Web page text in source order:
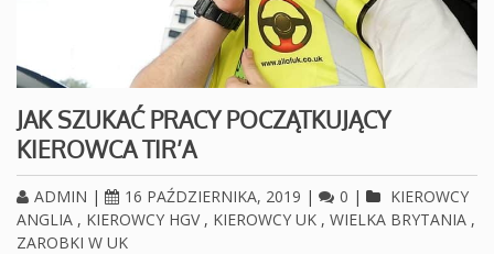
JAK SZUKAĆ PRACY POCZĄTKUJĄCY
KIEROWCA TIR’A
ADMIN | 16 PAŹDZIERNIKA, 2019 | 0 |
KIEROWCY
ANGLIA , KIEROWCY HGV, KIEROWCY UK , WIELKA BRYTANIA ,
ZAROBKI W UK